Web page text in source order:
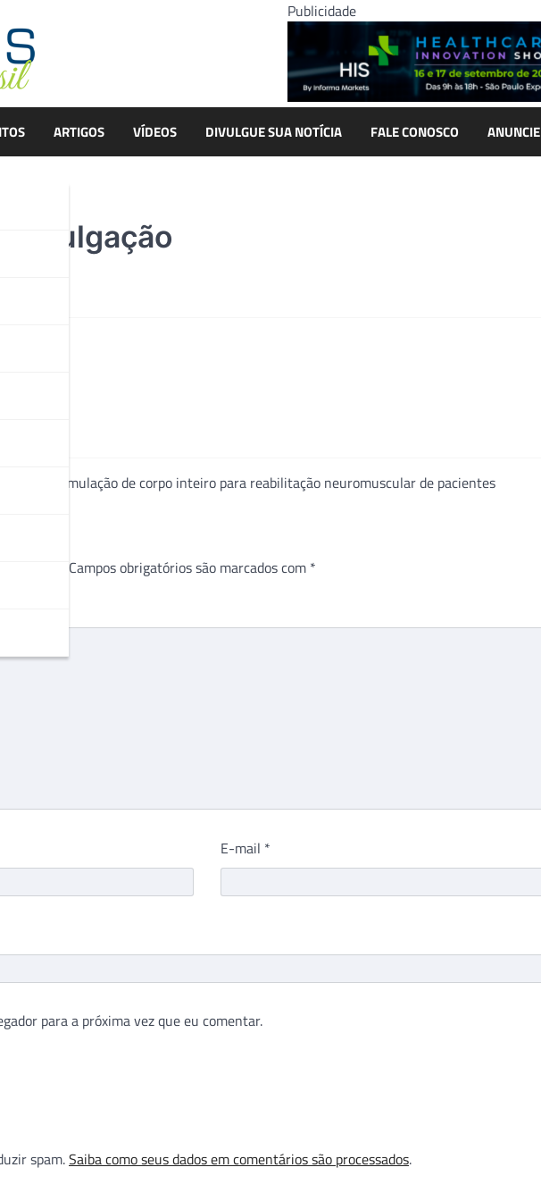
Publicidade
ARTIGOS VÍDEOS DIVULGUE SUA NOTÍCIA FALE CONOSCO ANUNCIE
divulgação
eletroestimulação de corpo inteiro para reabilitação neuromuscular de pacientes
Campos obrigatórios são marcados com *
E-mail *
para a próxima vez que eu comentar.
spam.Saiba como seus dados em comentários são processados.